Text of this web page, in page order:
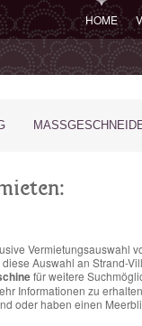
HOME
Vermietungsauswahl
Auswahl an Strand-
für weitere
Informationen zu
oder haben einen